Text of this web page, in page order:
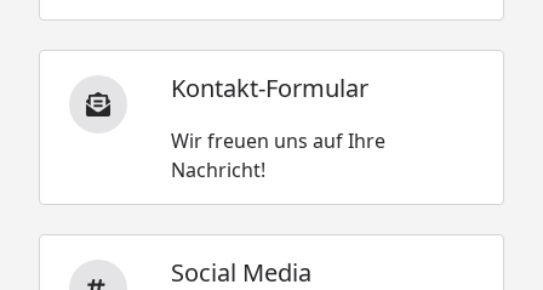
Kontakt-Formular
Wir freuen uns auf Ihre
Nachricht!
Social Media